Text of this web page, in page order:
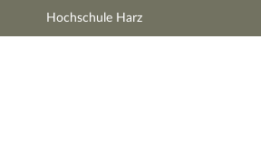
Hauptnavigation
Hochschule Harz